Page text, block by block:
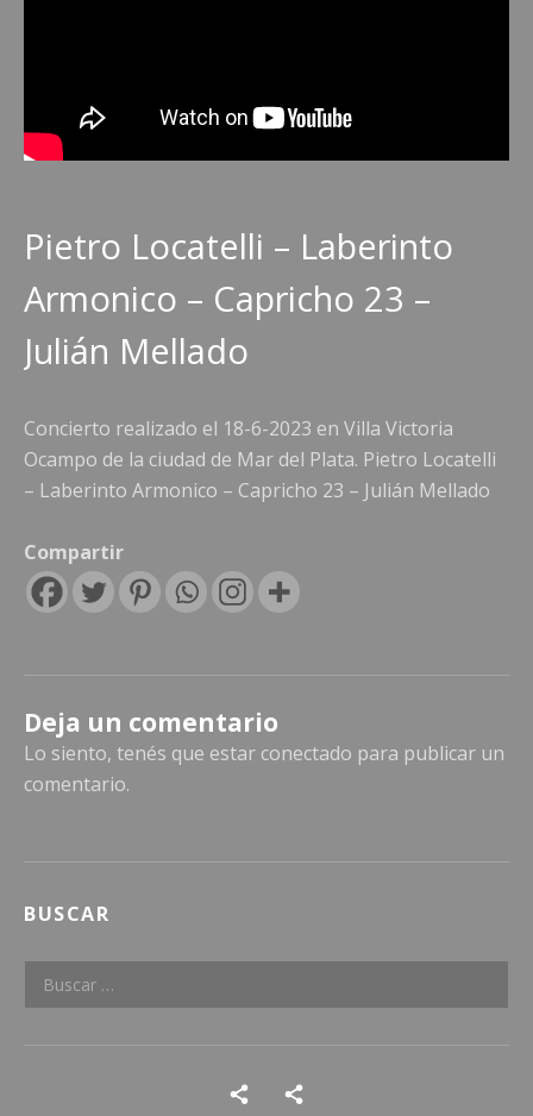
Pietro Locatelli – Laberinto
Armonico – Capricho 23 –
Julián Mellado
Concierto realizado el 18-6-2023 en Villa Victoria
Ocampo de la ciudad de Mar del Plata. Pietro Locatelli
– Laberinto Armonico – Capricho 23 – Julián Mellado
Compartir
Deja un comentario
Lo siento, tenés que estar conectado para publicar un
comentario.
BUSCAR
Buscar:
Social Media Profiles